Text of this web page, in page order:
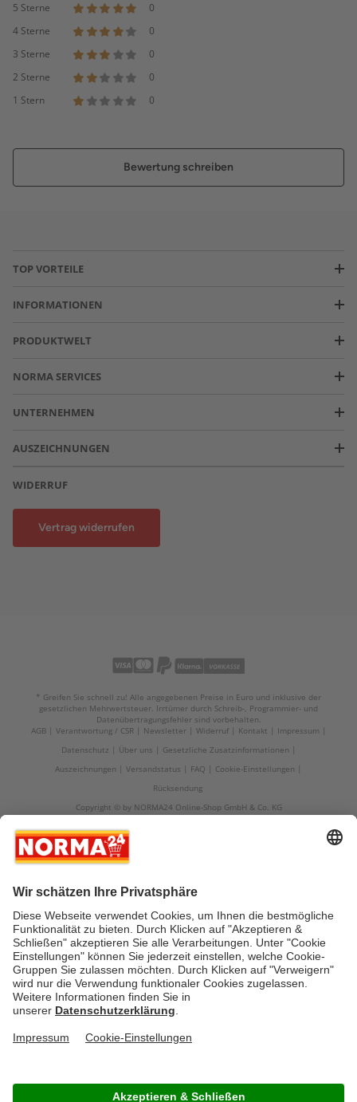
5 Sterne
0
4 Sterne
0
3 Sterne
0
2 Sterne
0
1 Stern
0
Bewertung schreiben
TOP VORTEILE
INFORMATIONEN
PRODUKTWELT
NORMA SERVICES
UNTERNEHMEN
AUSZEICHNUNGEN
WIDERRUF
Vertrag widerrufen
* Greifen Sie schnell zu! Alle angegebenen Preise in Euro und inklusive der
gesetzlichen Mehrwertsteuer. Irrtümer durch Schreib-, Programmier- und
Datenübertragungsfehler sind vorbehalten.
AGB
Verantwortung / CSR Newsletter Widerruf Kontakt
Impressum
Datenschutz
Über uns
Gesetzliche Zusatzinformationen
Auszeichnungen
Versandstatus FAQ
Cookie-Einstellungen
Rücksendung
Copyright © by NORMA24 Online-Shop GmbH & Co. KG